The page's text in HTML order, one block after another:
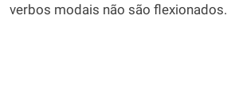
verbos modais não são flexionados.